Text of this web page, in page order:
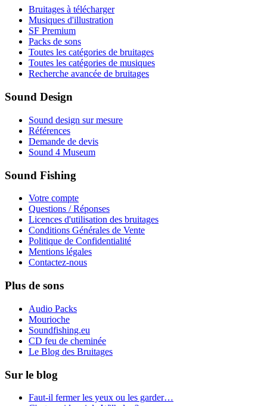
Bruitages à télécharger
Musiques d'illustration
SF Premium
Packs de sons
Toutes les catégories de bruitages
Toutes les catégories de musiques
Recherche avancée de bruitages
Sound Design
Sound design sur mesure
Références
Demande de devis
Sound 4 Museum
Sound Fishing
Votre compte
Questions / Réponses
Licences d'utilisation des bruitages
Conditions Générales de Vente
Politique de Confidentialité
Mentions légales
Contactez-nous
Plus de sons
Audio Packs
Mourioche
Soundfishing.eu
CD feu de cheminée
Le Blog des Bruitages
Sur le blog
Faut-il fermer les yeux ou les garder…